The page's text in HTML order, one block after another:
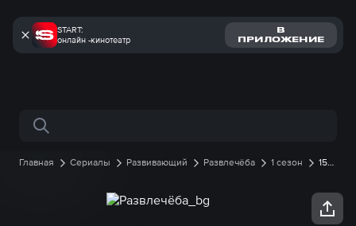
START:
онлайн -кинотеатр
В
ПРИЛОЖЕНИЕ
Поиск по сайту
Главная Сериалы Развивающий Развлечёба 1 сезон
15